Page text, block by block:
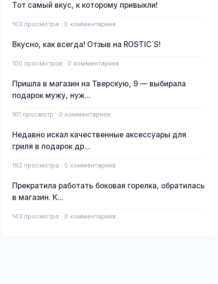
Тот самый вкус, к которому привыкли!
103 просмотра · 0 комментариев
Вкусно, как всегда! Отзыв на ROSTIC`S!
100 просмотров · 0 комментариев
Пришла в магазин на Тверскую, 9 — выбирала
подарок мужу, нуж...
161 просмотр · 0 комментариев
Недавно искал качественные аксессуары для
гриля в подарок др...
192 просмотра · 0 комментариев
Прекратила работать боковая горелка, обратилась
в магазин. К...
143 просмотра · 0 комментариев